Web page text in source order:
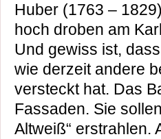
Huber (1763 –
hoch droben am
Und gewiss ist,
wie derzeit andere
versteckt hat. Das
Fassaden. Sie
Altweiß“ erstrahlen.